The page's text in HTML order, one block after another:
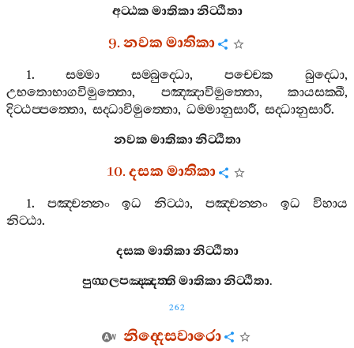
අට‍්ඨකමාතිකානිට‍්ඨිතා
9.නවකමාතිකා
1.සම‍්මා සම‍්බුද‍්ධො,පච‍්චෙක බුද‍්ධො,
උභතොභාගවිමුත‍්තො, පඤ‍්ඤාවිමුත‍්තො, කායසක‍්ඛී,
දිට‍්ඨප‍්පත‍්තො, සද‍්ධාවිමුත‍්තො, ධම‍්මානුසාරී, සද‍්ධානුසාරී.
නවකමාතිකානිට‍්ඨිතා
10.දසකමාතිකා
1. පඤ‍්චන‍්නං ඉධ නිට‍්ඨා,පඤ‍්චන‍්නං ඉධ
විහාය
නිට‍්ඨා.
දසකමාතිකානිට‍්ඨිතා
පුග‍්ගලපඤ‍්ඤත‍්තිමාතිකානිට‍්ඨිතා.
262
නිද‍්දෙසවාරො